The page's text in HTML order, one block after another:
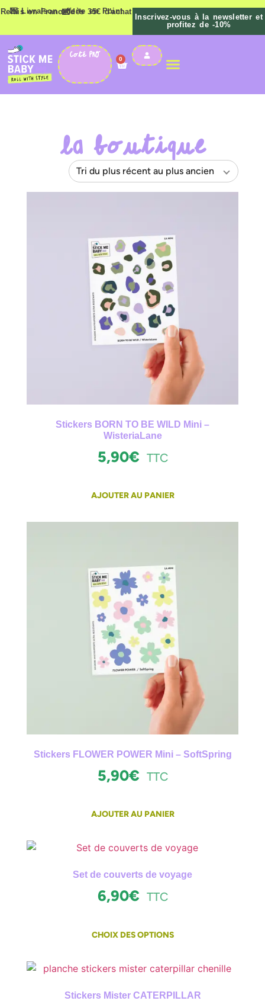
💌 Livraison offerte en Point Relais en France dès 35€ d'achat 💌
Inscrivez-vous à la newsletter et
profitez de -10%
Coté PRO 0
La boutique
Stickers BORN TO BE WILD Mini –
WisteriaLane
5,90€ TTC
AJOUTER AU PANIER
Stickers FLOWER POWER Mini – SoftSpring
5,90€ TTC
AJOUTER AU PANIER
Set de couverts de voyage
6,90€ TTC
CHOIX DES OPTIONS
Stickers Mister CATERPILLAR